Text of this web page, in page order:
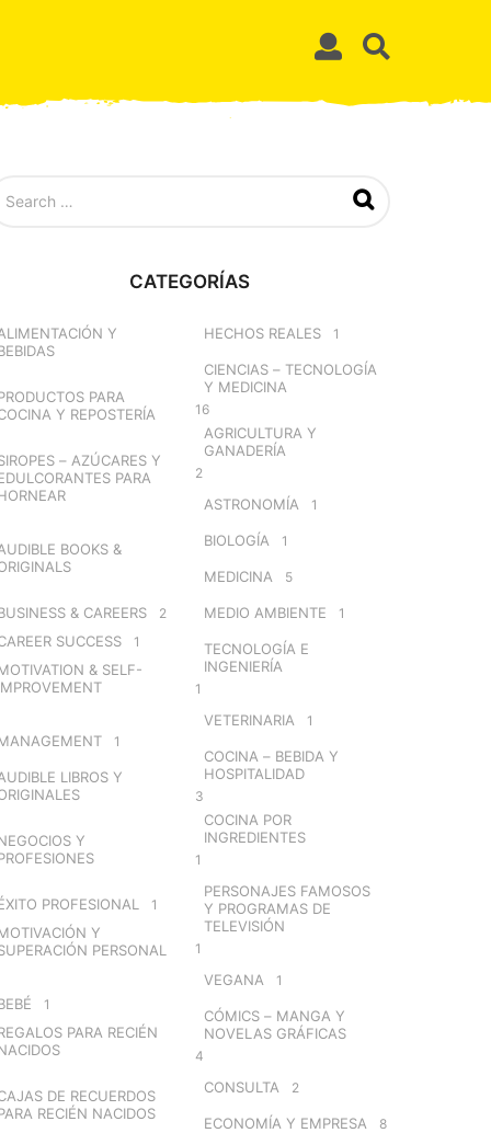
CATEGORÍAS
Y
PARA
Y REPOSTERÍA
– AZÚCARES Y
PARA
BOOKS &
& CAREERS 2
SUCCESS 1
& SELF-
1
LIBROS Y
Y
PROFESIONAL 1
Y
PERSONAL
1
PARA RECIÉN
DE RECUERDOS
RECIÉN NACIDOS
HECHOS REALES 1
CIENCIAS – TECNOLOGÍA
Y MEDICINA
16
AGRICULTURA Y
GANADERÍA
2
ASTRONOMÍA 1
BIOLOGÍA 1
MEDICINA 5
MEDIO AMBIENTE 1
TECNOLOGÍA E
INGENIERÍA
1
VETERINARIA 1
COCINA – BEBIDA Y
HOSPITALIDAD
3
COCINA POR
INGREDIENTES
1
PERSONAJES FAMOSOS
Y PROGRAMAS DE
TELEVISIÓN
1
VEGANA 1
CÓMICS – MANGA Y
NOVELAS GRÁFICAS
4
CONSULTA 2
ECONOMÍA Y EMPRESA 8